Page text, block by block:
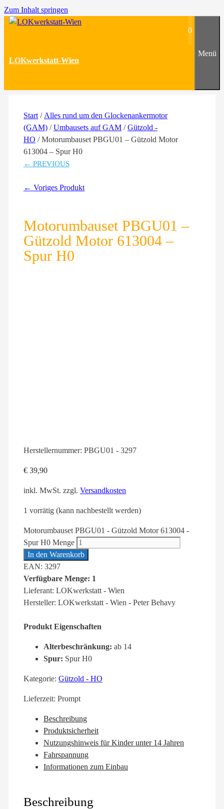
Zum Inhalt springen
LOKwerkstatt-Wien
0
Menü
Start / Alles rund um den Glockenankermotor
(GAM) /Umbausets auf GAM /Gützold -
HO / Motorumbauset PBGU01 – Gützold Motor
613004 – Spur H0
← PREVIOUS
← Voriges Produkt
Motorumbauset PBGU01 –
Gützold Motor 613004 –
Spur H0
Herstellernummer: PBGU01 - 3297
€ 39,90
inkl. MwSt. zzgl. Versandkosten
1 vorrätig (kann nachbestellt werden)
Motorumbauset PBGU01 - Gützold Motor 613004 -
Spur H0 Menge
In den Warenkorb
EAN: 3297
Verfügbare Menge: 1
Lieferant: LOKwerkstatt - Wien
Hersteller: LOKwerkstatt - Wien - Peter Behavy
Produkt Eigenschaften
Alterbeschränkung: ab 14
Spur: Spur H0
Kategorie: Gützold - HO
Lieferzeit: Prompt
Beschreibung
Produktsicherheit
Nutzungshinweis für Kinder unter 14 Jahren
Fahrspannung
Informationen zum Einbau
Beschreibung